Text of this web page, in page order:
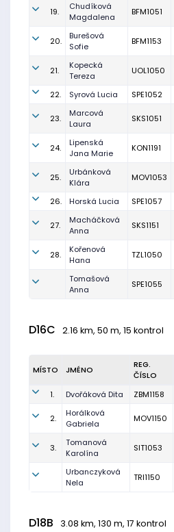
19.
Chudíková
Magdalena
BFM1051
20.
Burešová
Sofie
BFM1153
21.
Kopecká
Tereza
UOL1050
22. Syrová Lucia SPE1052
23.
Marcová
Laura
SKS1051
24.
Lipenská
Jana Marie
KON1191
25.
Urbánková
Klára
MOV1053
26. Horská Lucia SPE1057
27.
Macháčková
Anna
SKS1151
28.
Kořenová
Hana
TZL1050
Tomašová
Anna
SPE1055
D16C 2.16 km, 50 m, 15 kontrol
MÍSTO JMÉNO
REG.
ČÍSLO
1. Dvořáková Dita ZBM1158
2.
Horálková
Gabriela
MOV1150
3.
Tomanová
Karolína
SIT1053
Urbanczyková
Nela
TRI1150
D18B 3.08 km, 130 m, 17 kontrol